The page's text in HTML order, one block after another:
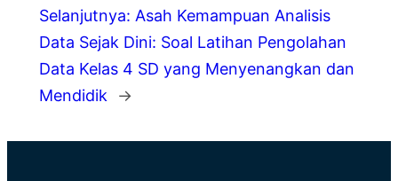
Selanjutnya: Asah Kemampuan Analisis
Data Sejak Dini: Soal Latihan Pengolahan
Data Kelas 4 SD yang Menyenangkan dan
Mendidik
→